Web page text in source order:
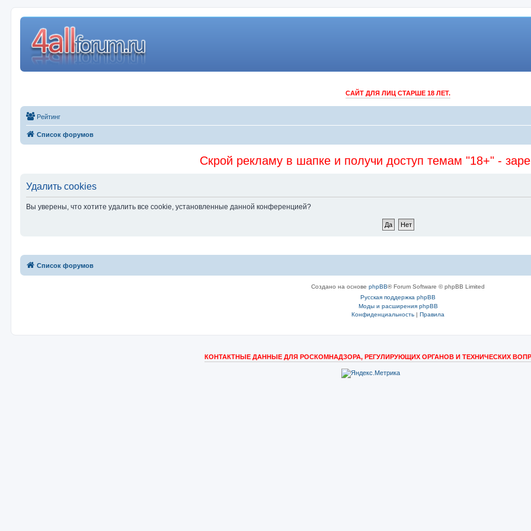
САЙТ ДЛЯ ЛИЦ СТАРШЕ 18 ЛЕТ.
Рейтинг
Список форумов
Скрой рекламу в шапке и получи доступ темам "18+" -
Удалить cookies
Вы уверены, что хотите удалить все cookie, установленные данной конференцией?
Список форумов
Создано на основеphpBB® Forum Software © phpBB Limited
Русская поддержка phpBB
Моды и расширения phpBB
Конфиденциальность |Правила
КОНТАКТНЫЕ ДАННЫЕ ДЛЯ РОСКОМНАДЗОРА, РЕГУЛИРУЮЩИХ ОРГАНОВ И ТЕХНИЧЕСКИХ